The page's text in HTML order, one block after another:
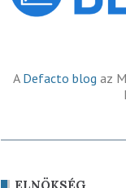
A Defacto blog az